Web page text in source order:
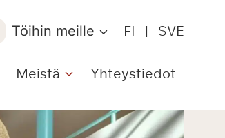
Töihin meille FI | SVE
Meistä Yhteystiedot